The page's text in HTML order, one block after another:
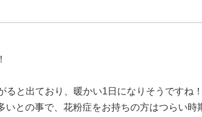
と出ており、暖かい1日になりそうですね！
いとの事で、花粉症をお持ちの方はつらい時